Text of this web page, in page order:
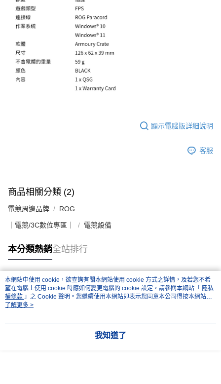
顯示電腦版詳細說明
客服
商品相關分類 (2)
電競周邊品牌 ROG
｜電競/3C數位專區｜ 電競設備
本分類熱銷全站排行
熱門標籤
本網站中使用 cookie，欲查詢有關本網站使用 cookie 方式之詳情，及若您不希
望在電腦上使用 cookie 時應如何變更電腦的 cookie 設定，請參閱本網站「 隱私
權條款 」之 Cookie 聲明。您繼續使用本網站即表示您同意本公司得按本網站使
用條款之 Cookie 聲明使用 cookie。
了解更多 >
我知道了